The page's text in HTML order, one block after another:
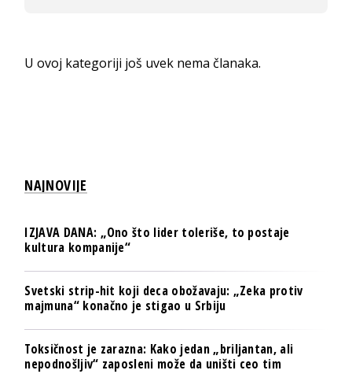
U ovoj kategoriji još uvek nema članaka.
NAJNOVIJE
IZJAVA DANA: „Ono što lider toleriše, to postaje
kultura kompanije“
Svetski strip-hit koji deca obožavaju: „Zeka protiv
majmuna“ konačno je stigao u Srbiju
Toksičnost je zarazna: Kako jedan „briljantan, ali
nepodnošljiv“ zaposleni može da uništi ceo tim